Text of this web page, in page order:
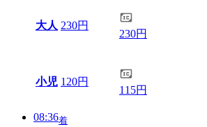
大人 230円
230円
小児 120円
115円
08:36着